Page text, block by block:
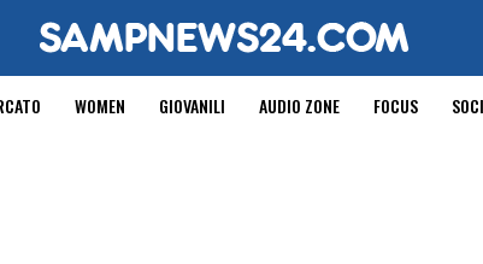
WOMEN GIOVANILI AUDIO ZONE FOCUS